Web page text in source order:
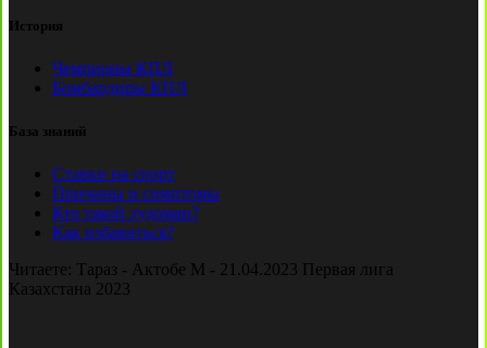
История
Чемпионы КПЛ
Бомбардиры КПЛ
База знаний
Ставки на спорт
Причины и симптомы
Кто такой лудоман?
Как избавиться?
Читаете: Тараз - Актобе М - 21.04.2023 Первая лига
Казахстана 2023